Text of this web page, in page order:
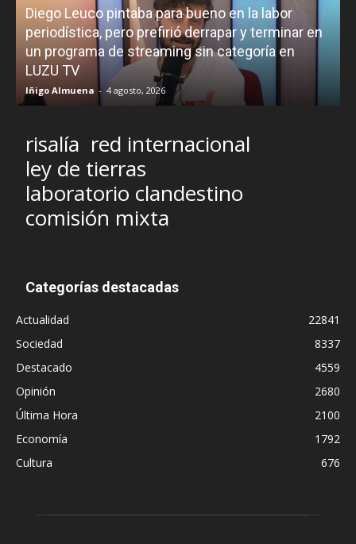
Diego Leuco pintaba para bueno en la labor
periodística, pero prefirió derrapar y terminar en
un programa de streaming sin categoría en
LUZU TV
Iñigo Almuena - 4 agosto, 2026
risalía red internacional
ley de tierras
laboratorio clandestino
comisión mixta
Categorías destacadas
Actualidad
22841
Sociedad
8337
Destacado
4559
Opinión
2680
Última Hora
2100
Economía
1792
Cultura
676